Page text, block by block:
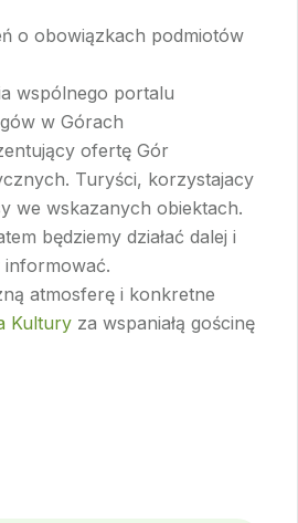
o obowiązkach podmiotów
wspólnego portalu
w Górach
ofertę Gór
Turyści, korzystajacy
we wskazanych obiektach.
będziemy działać dalej i
informować.
atmosferę i konkretne
Kultury za wspaniałą gościnę